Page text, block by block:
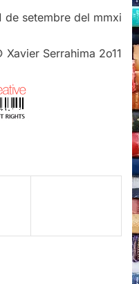
de setembre del mmxi
Xavier Serrahima 2o11